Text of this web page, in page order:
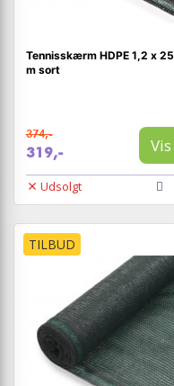
Tennisskærm HDPE 1,2 x 25
m sort
374,-
319,- Vis
Udsolgt
TILBUD